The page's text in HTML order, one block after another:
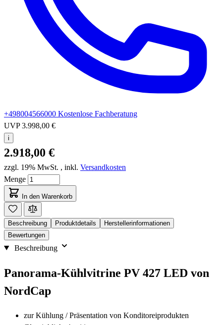
+498004566000 Kostenlose Fachberatung
UVP3.998,00 €
i
2.918,00 €
zzgl. 19% MwSt. , inkl. Versandkosten
Menge
In den Warenkorb
Beschreibung Produktdetails
Herstellerinformationen
Bewertungen
Beschreibung
Panorama-Kühlvitrine PV 427 LED von
NordCap
zur Kühlung / Präsentation von Konditoreiprodukten